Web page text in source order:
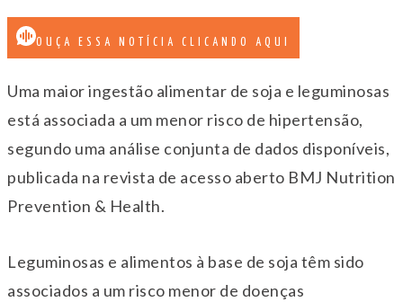
OUÇA ESSA NOTÍCIA CLICANDO AQUI
Uma maior ingestão alimentar de soja e leguminosas
está associada a um menor risco de hipertensão,
segundo uma análise conjunta de dados disponíveis,
publicada na revista de acesso aberto BMJ Nutrition
Prevention & Health.
Leguminosas e alimentos à base de soja têm sido
associados a um risco menor de doenças